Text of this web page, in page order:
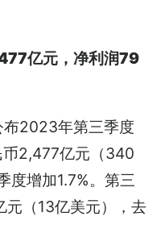
亿元，净利润79
布2023年第三季度
币2,477亿元（340
度增加1.7%。第三
（13亿美元），去